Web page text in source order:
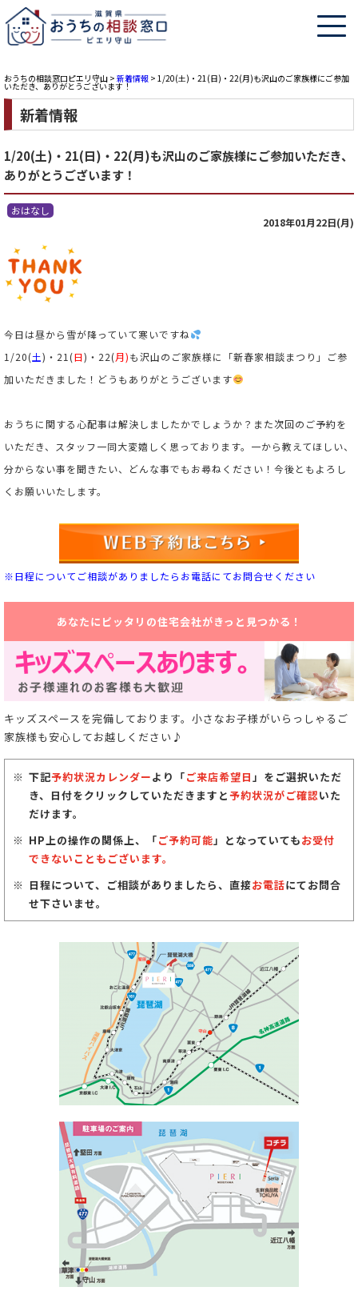
おうちの相談窓口ピエリ守山 > 新着情報 > 1/20(土)・21(日)・22(月)も沢山のご家族様にご参加
いただき、ありがとうございます！
新着情報
1/20(土)・21(日)・22(月)も沢山のご家族様にご参加いただき、
ありがとうございます！
おはなし
2018年01月22日(月)
今日は昼から雪が降っていて寒いですね
1/20(土)・21(日)・22(月)も沢山のご家族様に「新春家相談まつり」ご参
加いただきました！どうもありがとうございます
おうちに関する心配事は解決しましたかでしょうか？また次回のご予約を
いただき、スタッフ一同大変嬉しく思っております。一から教えてほしい、
分からない事を聞きたい、どんな事でもお尋ねください！今後ともよろし
くお願いいたします。
※日程についてご相談がありましたらお電話にてお問合せください
あなたにピッタリの住宅会社がきっと見つかる！
キッズスペースを完備しております。小さなお子様がいらっしゃるご
家族様も安心してお越しください♪
下記予約状況カレンダーより「ご来店希望日 」をご選択いただ
き、日付をクリックしていただきますと予約状況がご確認いた
だけます。
HP上の操作の関係上、「ご予約可能 」となっていてもお受付
できないこともございます。
日程について、ご相談がありましたら、直接お電話にてお問合
せ下さいませ。